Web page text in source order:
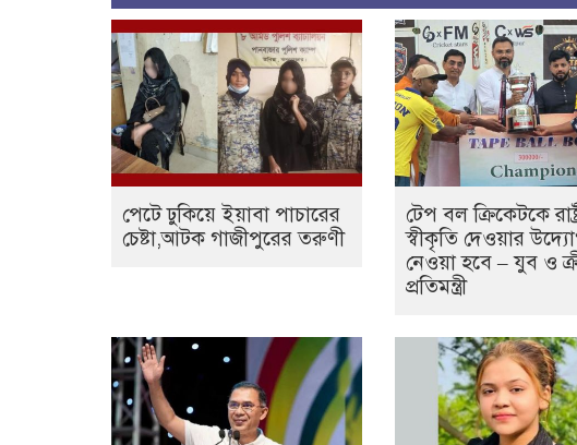
পেটে ঢুকিয়ে ইয়াবা পাচারের
চেষ্টা,আটক গাজীপুরের তরুণী
টেপ বল ক্রিকেটকে
স্বীকৃতি দেওয়ার
নেওয়া হবে – যুব ও
প্রতিমন্ত্রী